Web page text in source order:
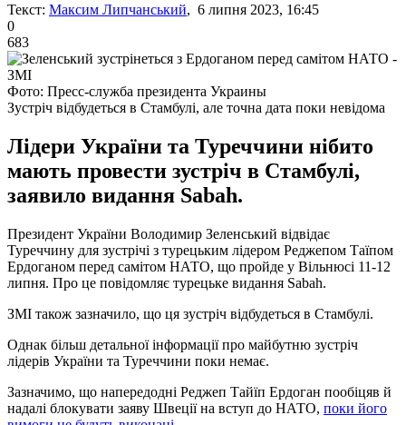
Текст: Максим Липчанський, 6 липня 2023, 16:45
0
683
Фото: Пресс-служба президента Украины
Зустріч відбудеться в Стамбулі, але точна дата поки невідома
Лідери України та Туреччини нібито
мають провести зустріч в Стамбулі,
заявило видання Sabah.
Президент України Володимир Зеленський відвідає
Туреччину для зустрічі з турецьким лідером Реджепом Таїпом
Ердоганом перед самітом НАТО, що пройде у Вільнюсі 11-12
липня. Про це повідомляє турецьке видання Sabah.
ЗМІ також зазначило, що ця зустріч відбудеться в Стамбулі.
Однак більш детальної інформації про майбутню зустріч
лідерів України та Туреччини поки немає.
Зазначимо, що напередодні Реджеп Тайїп Ердоган пообіцяв й
надалі блокувати заяву Швеції на вступ до НАТО, поки його